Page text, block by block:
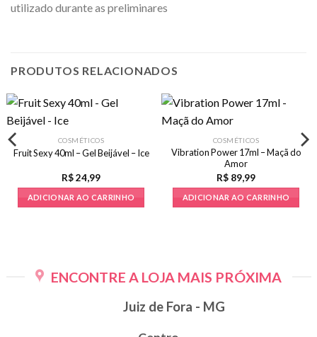
utilizado durante as preliminares
PRODUTOS RELACIONADOS
COSMÉTICOS
Fruit Sexy 40ml – Gel Beijável – Ice
R$24,99
ADICIONAR AO CARRINHO
COSMÉTICOS
Vibration Power 17ml – Maçã do
Amor
R$ 89,99
ADICIONAR AO CARRINHO
ENCONTRE A LOJA MAIS PRÓXIMA
Juiz de Fora - MG